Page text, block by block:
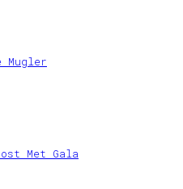
Mugler
Met Gala